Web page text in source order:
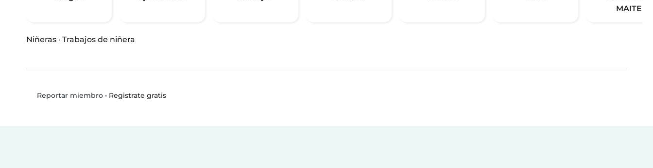
MAITE
Niñeras · Trabajos de niñera
Reportar miembro• Registrate gratis